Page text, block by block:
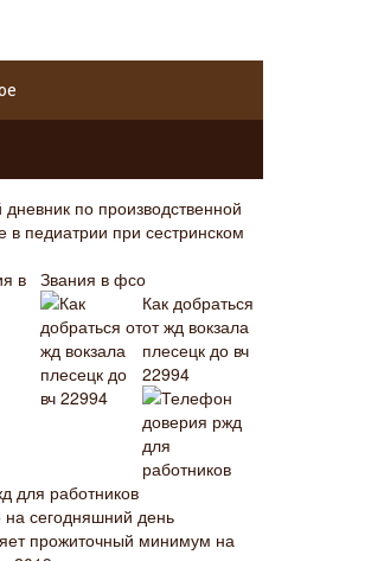
дневник по производственной
в педиатрии при сестринском
Звания в фсо
Как добраться
от жд вокзала
плесецк до вч
22994
для работников
на сегодняшний день
прожиточный минимум на